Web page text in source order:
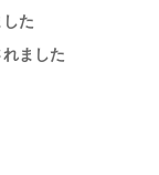
た
ました